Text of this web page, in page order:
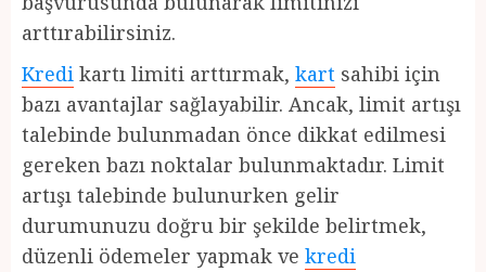
arttırabilirsiniz.
Kredi kartı limiti arttırmak, kart sahibi için
bazı avantajlar sağlayabilir. Ancak, limit artışı
talebinde bulunmadan önce dikkat edilmesi
gereken bazı noktalar bulunmaktadır. Limit
artışı talebinde bulunurken gelir
durumunuzu doğru bir şekilde belirtmek,
düzenli ödemeler yapmak ve kredi